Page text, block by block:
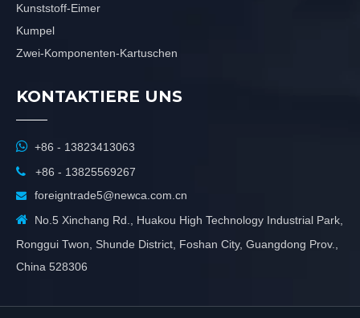
Kunststoff-Eimer
Kumpel
Zwei-Komponenten-Kartuschen
KONTAKTIERE UNS
 +86 - 13823413063
 +86 - 13825569267

foreigntrade5@newca.com.cn
 No.5 Xinchang Rd., Huakou High Technology Industrial Park,
Ronggui Twon, Shunde District, Foshan City, Guangdong Prov.,
China 528306